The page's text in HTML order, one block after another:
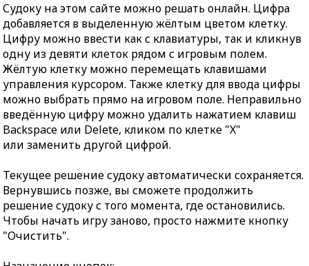
Судоку на этом сайте можно решать онлайн. Цифра
добавляется в выделенную жёлтым цветом клетку.
Цифру можно ввести как с клавиатуры, так и кликнув
одну из девяти клеток рядом с игровым полем.
Жёлтую клетку можно перемещать клавишами
управления курсором. Также клетку для ввода цифры
можно выбрать прямо на игровом поле. Неправильно
введённую цифру можно удалить нажатием клавиш
Backspace или Delete, кликом по клетке "X"
или заменить другой цифрой.
Текущее решение судоку автоматически сохраняется.
Вернувшись позже, вы сможете продолжить
решение судоку с того момента, где остановились.
Чтобы начать игру заново, просто нажмите кнопку
"Очистить".